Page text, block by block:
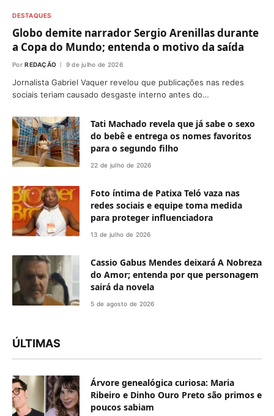
DESTAQUES
Globo demite narrador Sergio Arenillas durante
a Copa do Mundo; entenda o motivo da saída
Por REDAÇÃO 9 de julho de 2026
Jornalista Gabriel Vaquer revelou que publicações nas redes
sociais teriam causado desgaste interno antes do…
Tati Machado revela que já sabe o sexo
do bebê e entrega os nomes favoritos
para o segundo filho
22 de julho de 2026
Foto íntima de Patixa Teló vaza nas
redes sociais e equipe toma medida
para proteger influenciadora
13 de julho de 2026
Cassio Gabus Mendes deixará A Nobreza
do Amor; entenda por que personagem
sairá da novela
5 de agosto de 2026
ÚLTIMAS
Árvore genealógica curiosa: Maria
Ribeiro e Dinho Ouro Preto são primos e
poucos sabiam